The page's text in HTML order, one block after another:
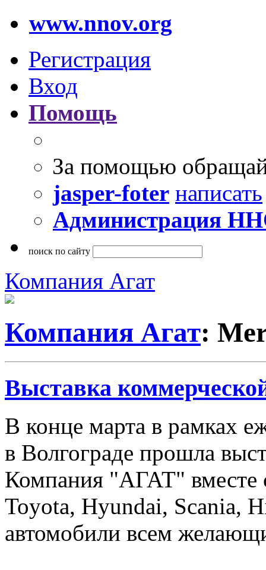
www.nnov.org
Регистрация
Вход
Помощь
За помощью
jasper-foter написать
Администрация
поиск по сайту
Компания Агат
Компания Агат:
Выставка
В конце марта в рамках
в Волгограде прошла
Компания "АГАТ" вместе
Toyota, Hyundai, Scania,
автомобили всем